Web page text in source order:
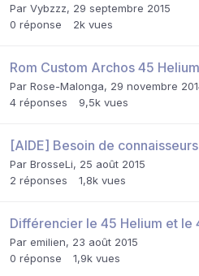
Par Vybzzz, 29 septembre 2015
0 réponse 2k vues
Rom Custom Archos 45 Helium
Par Rose-Malonga, 29 novembre
4 réponses 9,5k vues
[AIDE] Besoin de connaisseurs
Par BrosseLi, 25 août 2015
2 réponses 1,8k vues
Différencier le 45 Helium et le
Par emilien, 23 août 2015
0 réponse 1,9k vues